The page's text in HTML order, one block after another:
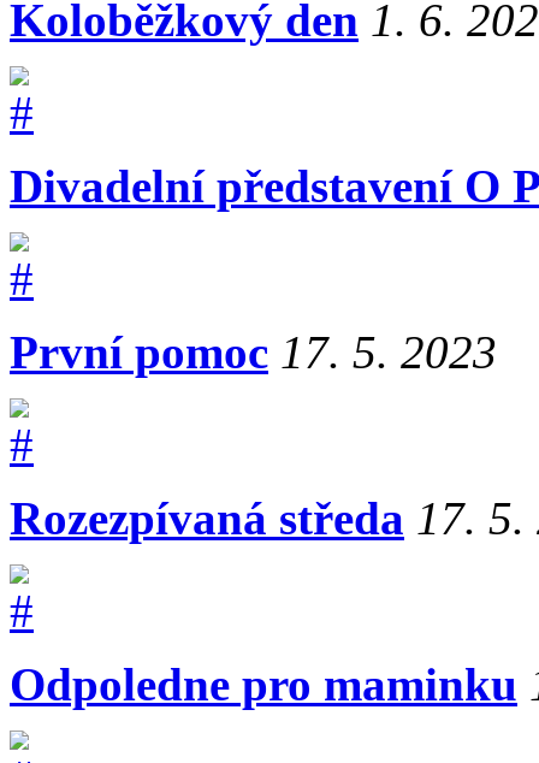
Koloběžkový den 1. 6.
Divadelní představení O
První pomoc 17. 5. 2023
Rozezpívaná středa 17. 5.
Odpoledne pro maminku